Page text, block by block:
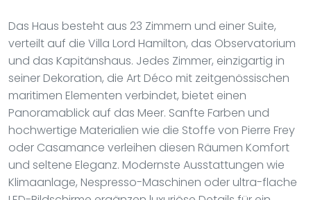
Das Haus besteht aus 23 Zimmern und einer Suite,
verteilt auf die Villa Lord Hamilton, das Observatorium
und das Kapitänshaus. Jedes Zimmer, einzigartig in
seiner Dekoration, die Art Déco mit zeitgenössischen
maritimen Elementen verbindet, bietet einen
Panoramablick auf das Meer. Sanfte Farben und
hochwertige Materialien wie die Stoffe von Pierre Frey
oder Casamance verleihen diesen Räumen Komfort
und seltene Eleganz. Modernste Ausstattungen wie
Klimaanlage, Nespresso-Maschinen oder ultra-flache